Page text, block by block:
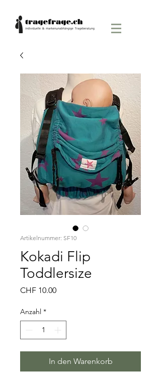
Artikelnummer: SF10
Kokadi Flip
Toddlersize
CHF 10.00Preis
Anzahl *
In den Warenkorb